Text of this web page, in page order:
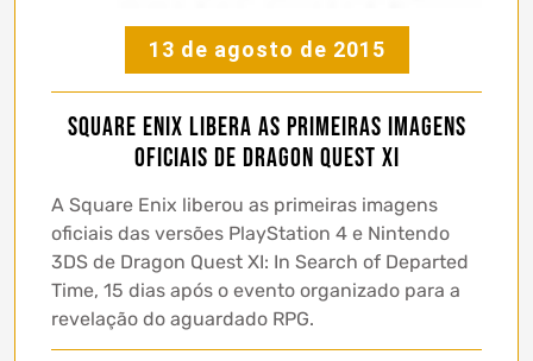
13 de agosto de 2015
Square Enix libera as primeiras imagens
oficiais de Dragon Quest XI
A Square Enix liberou as primeiras imagens
oficiais das versões PlayStation 4 e Nintendo
3DS de Dragon Quest XI: In Search of Departed
Time, 15 dias após o evento organizado para a
revelação do aguardado RPG.